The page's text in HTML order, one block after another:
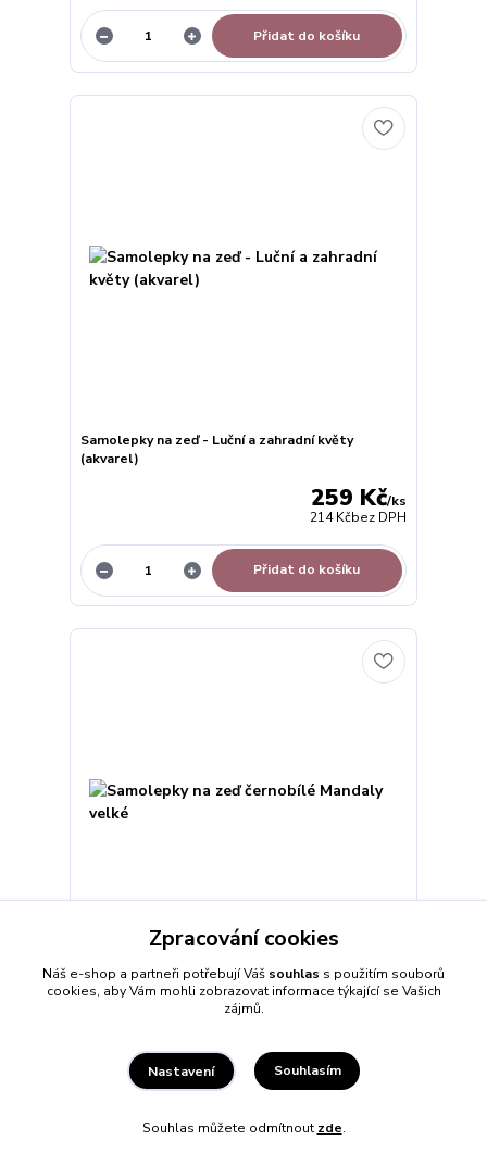
Přidat do košíku
Samolepky na zeď - Luční a zahradní květy
(akvarel)
259 Kč/ks
214 Kčbez DPH
Přidat do košíku
Samolepky na zeď černobílé Mandaly velké
Přidat do košíku
Zpracování cookies
Náš e-shop a partneři potřebují Váš souhlas s použitím souborů
cookies, aby Vám mohli zobrazovat informace týkající se Vašich
zájmů.
Nastavení Souhlasím
Souhlas můžete odmítnout zde.